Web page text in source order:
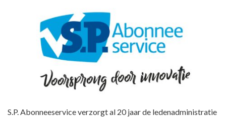
S.P. Abonneeservice verzorgt al 20 jaar de ledenadministratie